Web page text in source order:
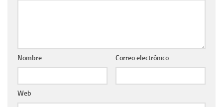
Nombre Correo electrónico
Web